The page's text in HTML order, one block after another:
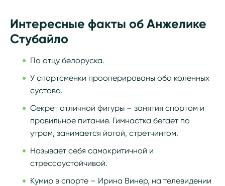
Интересные факты об Анжелике
Стубайло
По отцу белоруска.
У спортсменки прооперированы оба коленных
сустава.
Секрет отличной фигуры – занятия спортом и
правильное питание. Гимнастка бегает по
утрам, занимается йогой, стретчингом.
Называет себя самокритичной и
стрессоустойчивой.
Кумир в спорте – Ирина Винер, на телевидении